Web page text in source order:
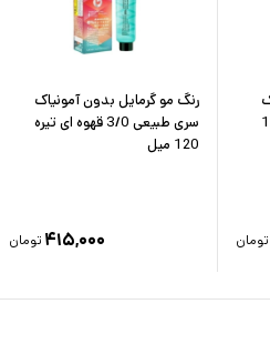
120
تومان
رنگ مو گرمایل بدون آمونیاک
سری طبیعی 3/0 قهوه ای تیره
120 میل
۴۱۵,۰۰۰ تومان